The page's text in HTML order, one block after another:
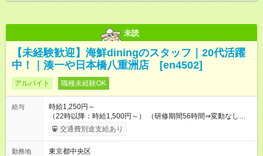
未読
【未経験歓迎】海鮮diningのスタッフ｜20代活躍
中！｜湊一や日本橋八重洲店 [en4502]
アルバイト 職種未経験OK
給与
時給1,250円～
（22時以降：時給1,500円～） （研修期間56時間⇒変動なし） ■
食事補助あり⇒1食200円 ■友人紹介制度あり⇒1人紹介につき最
大3万円支給！ 【試用期間】試用期間なし
交通費別途支給あり
勤務地
東京都中央区